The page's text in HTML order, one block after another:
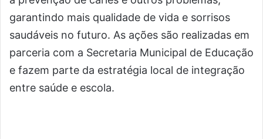
garantindo mais qualidade de vida e sorrisos
saudáveis no futuro. As ações são realizadas em
parceria com a Secretaria Municipal de Educação
e fazem parte da estratégia local de integração
entre saúde e escola.